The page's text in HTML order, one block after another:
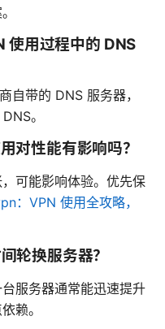
使用过程中的 DNS
自带的 DNS 服务器，
。
对性能有影响吗？
可能影响体验。优先保
：VPN 使用全攻略，
轮换服务器？
服务器通常能迅速提升
赖。